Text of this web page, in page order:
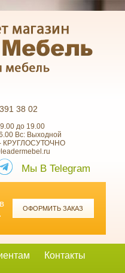
38 02
до 19.00
Вс: Выходной
- КРУГЛОСУТОЧНО
Мы В Telegram
ОФОРМИТЬ ЗАКАЗ
Контакты